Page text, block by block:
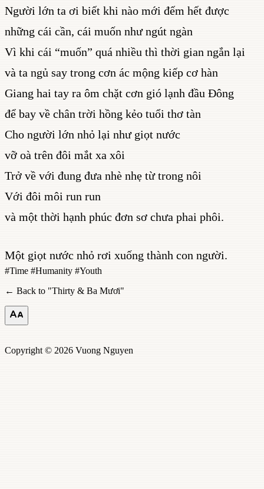
Người lớn ta ơi biết khi nào mới đếm hết được
những cái cần, cái muốn như ngút ngàn
Vì khi cái “muốn” quá nhiều thì thời gian ngắn lại
và ta ngủ say trong cơn ác mộng kiếp cơ hàn
Giang hai tay ra ôm chặt cơn gió lạnh đầu Đông
để bay về chân trời hồng kẻo tuổi thơ tàn
Cho người lớn nhỏ lại như giọt nước
vỡ oà trên đôi mắt xa xôi
Trở về với đung đưa nhè nhẹ từ trong nôi
Với đôi môi run run
và một thời hạnh phúc đơn sơ chưa phai phôi.
Một giọt nước nhỏ rơi xuống thành con người.
#Time #Humanity #Youth
← Back to "Thirty & Ba Mươi"
Copyright © 2026 Vuong Nguyen